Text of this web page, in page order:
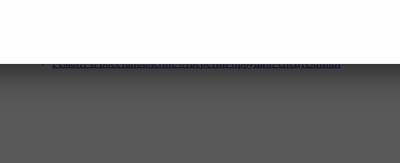
Ремонт и восстановление отверстий проушин спецтехники